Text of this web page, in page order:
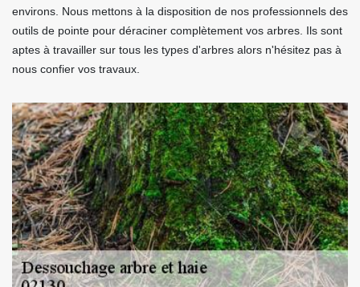
environs. Nous mettons à la disposition de nos professionnels des
outils de pointe pour déraciner complètement vos arbres. Ils sont
aptes à travailler sur tous les types d'arbres alors n'hésitez pas à
nous confier vos travaux.